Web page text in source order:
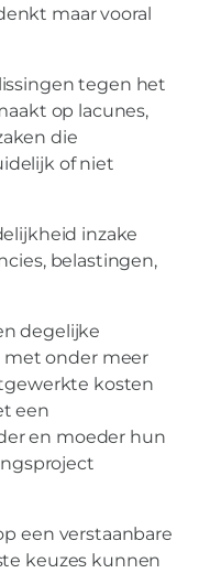
maar vooral
tegen het
op lacunes,
die
of niet
inzake
belastingen,
degelijke
onder meer
kosten
een
en moeder hun
een verstaanbare
keuzes kunnen